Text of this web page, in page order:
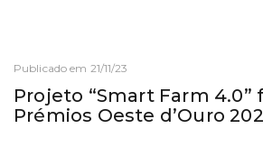
Publicado em 21/11/23
Projeto “Smart Farm
Prémios Oeste d’Ouro